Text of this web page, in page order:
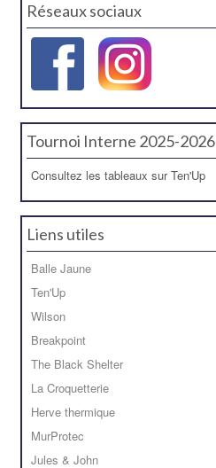
Réseaux sociaux
Tournoi Interne 2025-2026
Consultez les tableaux sur Ten'Up
Liens utiles
Balle Jaune
Ten'Up
Wilson
Breakpoint
The Black Shelter
La Croquetterie
Herve thermique
MurProtec
Jules & John